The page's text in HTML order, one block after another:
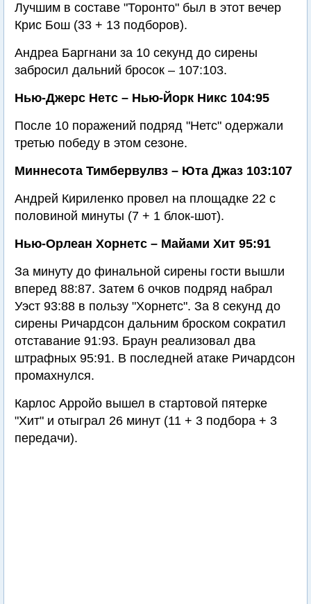
Лучшим в составе "Торонто" был в этот вечер
Крис Бош (33 + 13 подборов).
Андреа Баргнани за 10 секунд до сирены
забросил дальний бросок – 107:103.
Нью-Джерс Нетс – Нью-Йорк Никс 104:95
После 10 поражений подряд "Нетс" одержали
третью победу в этом сезоне.
Миннесота Тимбервулвз – Юта Джаз 103:107
Андрей Кириленко провел на площадке 22 с
половиной минуты (7 + 1 блок-шот).
Нью-Орлеан Хорнетс – Майами Хит 95:91
За минуту до финальной сирены гости вышли
вперед 88:87. Затем 6 очков подряд набрал
Уэст 93:88 в пользу "Хорнетс". За 8 секунд до
сирены Ричардсон дальним броском сократил
отставание 91:93. Браун реализовал два
штрафных 95:91. В последней атаке Ричардсон
промахнулся.
Карлос Арройо вышел в стартовой пятерке
"Хит" и отыграл 26 минут (11 + 3 подбора + 3
передачи).